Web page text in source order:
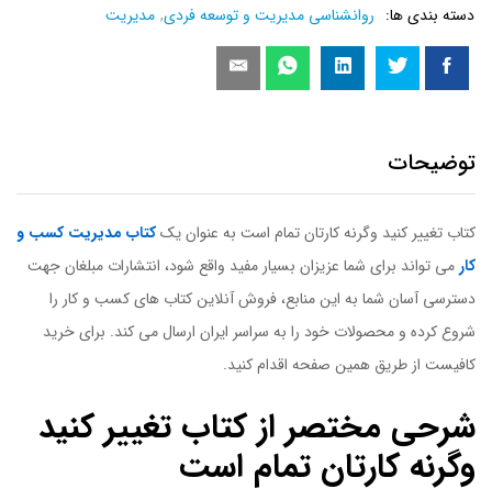
عدد
دسته بندی ها: روانشناسی مدیریت و توسعه فردی, مدیریت
توضیحات
کتاب تغییر کنید وگرنه کارتان تمام است به عنوان یککتاب مدیریت کسب و
کار می تواند برای شما عزیزان بسیار مفید واقع شود، انتشارات مبلغان جهت
دسترسی آسان شما به این منابع، فروش آنلاین کتاب های کسب و کار را
شروع کرده و محصولات خود را به سراسر ایران ارسال می کند. برای خرید
کافیست از طریق همین صفحه اقدام کنید.
شرحی مختصر از کتاب تغییر کنید
وگرنه کارتان تمام است